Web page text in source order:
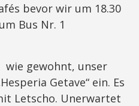
bevor wir um 18.30
Bus Nr. 1
wie gewohnt, unser
Getave“ ein. Es
Letscho. Unerwartet